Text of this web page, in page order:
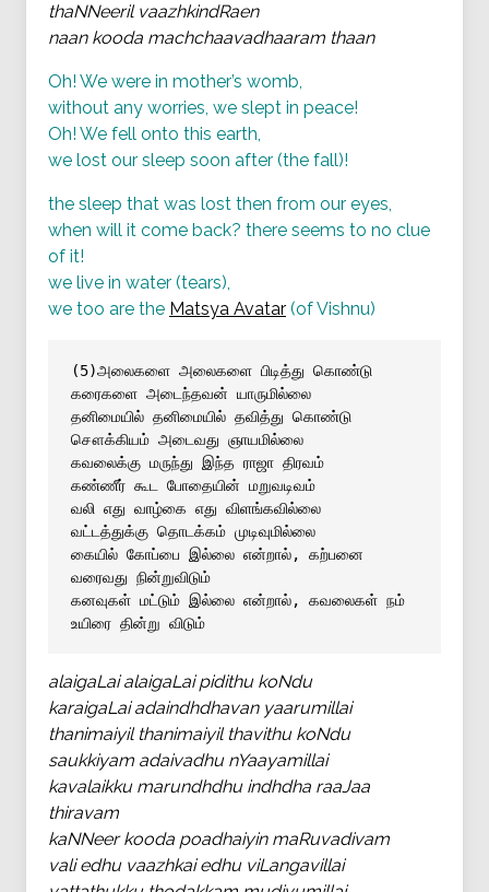
thaNNeeril vaazhkindRaen
naan kooda machchaavadhaaram thaan
Oh! We were in mother’s womb,
without any worries, we slept in peace!
Oh! We fell onto this earth,
we lost our sleep soon after (the fall)!
the sleep that was lost then from our eyes,
when will it come back? there seems to no clue
of it!
we live in water (tears),
we too are the Matsya Avatar (of Vishnu)
(5)அலைகளை அலைகளை பிடித்து கொண்டு
கரைகளை அடைந்தவன் யாருமில்லை
தனிமையில் தனிமையில் தவித்து கொண்டு
சௌக்கியம் அடைவது ஞாயமில்லை
கவலைக்கு மருந்து இந்த ராஜா திரவம்
கண்ணீர் கூட போதையின் மறுவடிவம்
வலி எது வாழ்கை எது விளங்கவில்லை
வட்டத்துக்கு தொடக்கம் முடிவுமில்லை
கையில் கோப்பை இல்லை என்றால், கற்பனை
வரைவது நின்றுவிடும்
கனவுகள் மட்டும் இல்லை என்றால், கவலைகள் நம்
உயிரை தின்று விடும்
alaigaLai alaigaLai pidithu koNdu
karaigaLai adaindhdhavan yaarumillai
thanimaiyil thanimaiyil thavithu koNdu
saukkiyam adaivadhu nYaayamillai
kavalaikku marundhdhu indhdha raaJaa
thiravam
kaNNeer kooda poadhaiyin maRuvadivam
vali edhu vaazhkai edhu viLangavillai